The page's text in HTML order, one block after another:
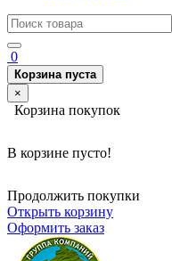
0
Корзина пуста
×
Корзина покупок
В корзине пусто!
Продолжить покупки
Открыть корзину
Оформить заказ